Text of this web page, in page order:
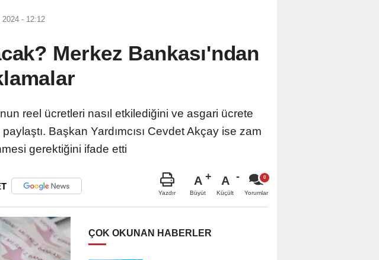
2024 - 12:12
Merkez Bankası'ndan
reel ücretleri nasıl etkilediğini ve asgari ücrete
Başkan Yardımcısı Cevdet Akçay ise zam
gerektiğini ifade etti
Yazdır
A
Büyüt
A
Küçült Yorumlar
ÇOK OKUNAN HABERLER